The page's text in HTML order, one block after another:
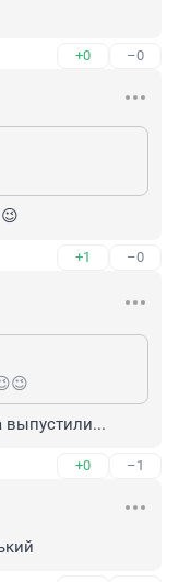
+0 –0
+1 –0
выпустили...
+0 –1